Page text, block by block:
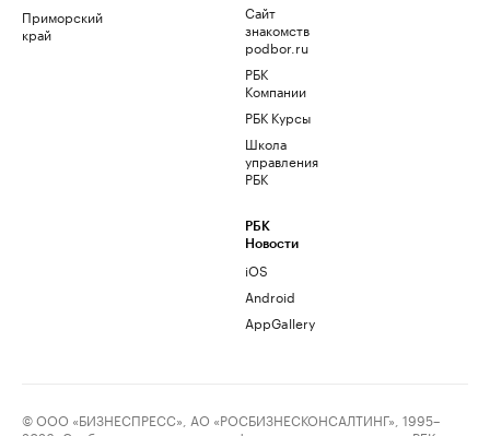
Приморский
край
Сайт
знакомств
podbor.ru
РБК
Компании
РБК Курсы
Школа
управления
РБК
РБК
Новости
iOS
Android
AppGallery
© ООО «БИЗНЕСПРЕСС», АО «РОСБИЗНЕСКОНСАЛТИНГ», 1995–